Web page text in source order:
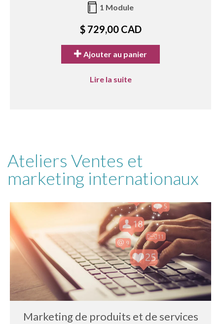
1 Module
$ 729,00 CAD
Ajouter au panier
Lire la suite
Ateliers Ventes et
marketing internationaux
Marketing de produits et de services